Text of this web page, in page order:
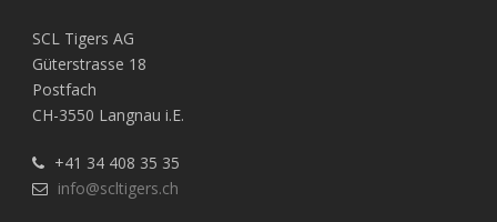
SCL Tigers AG
Güterstrasse 18
Postfach
CH-3550 Langnau i.E.
+41 34 408 35 35
info@scltigers.ch